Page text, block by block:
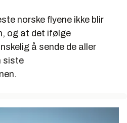
norske flyene ikke blir
og at det ifølge
å sende de aller
siste